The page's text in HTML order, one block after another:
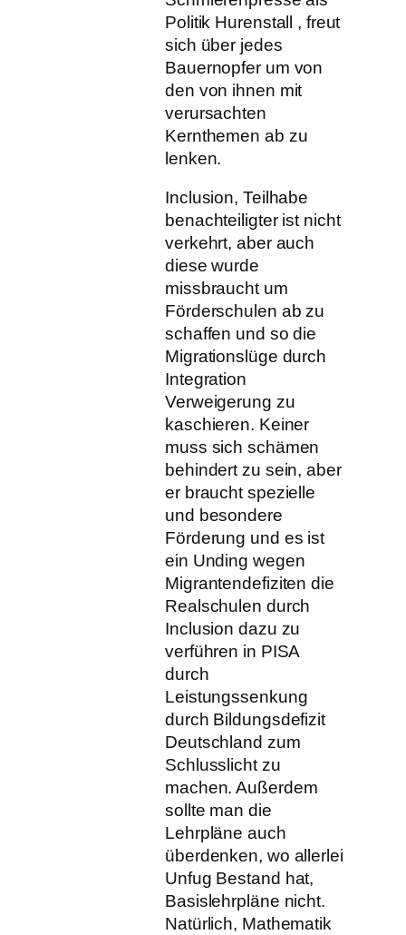
Politik Hurenstall , freut
sich über jedes
Bauernopfer um von
den von ihnen mit
verursachten
Kernthemen ab zu
lenken.
Inclusion, Teilhabe
benachteiligter ist nicht
verkehrt, aber auch
diese wurde
missbraucht um
Förderschulen ab zu
schaffen und so die
Migrationslüge durch
Integration
Verweigerung zu
kaschieren. Keiner
muss sich schämen
behindert zu sein, aber
er braucht spezielle
und besondere
Förderung und es ist
ein Unding wegen
Migrantendefiziten die
Realschulen durch
Inclusion dazu zu
verführen in PISA
durch
Leistungssenkung
durch Bildungsdefizit
Deutschland zum
Schlusslicht zu
machen. Außerdem
sollte man die
Lehrpläne auch
überdenken, wo allerlei
Unfug Bestand hat,
Basislehrpläne nicht.
Natürlich, Mathematik